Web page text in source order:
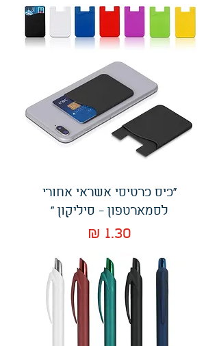
"כיס כרטיסי אשראי אחורי
לסמארטפון - סיליקון "
מחיר